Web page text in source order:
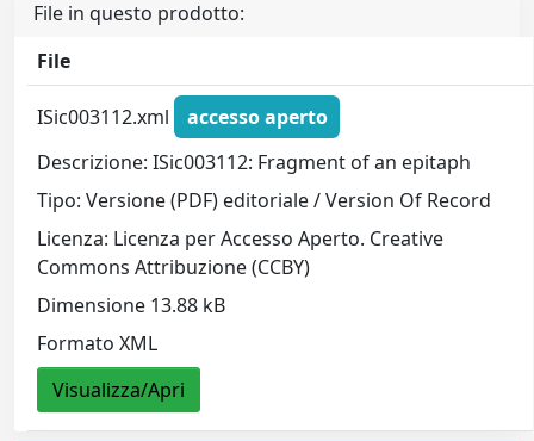
File in questo prodotto:
File
ISic003112.xml
accesso aperto
Descrizione: ISic003112: Fragment of an epitaph
Tipo: Versione (PDF) editoriale / Version Of Record
Licenza: Licenza per Accesso Aperto. Creative
Commons Attribuzione (CCBY)
Dimensione 13.88 kB
Formato XML
Visualizza/Apri